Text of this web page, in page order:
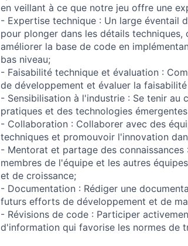
en veillant à ce que notre jeu offre une
- Expertise technique : Un large éventail
pour plonger dans les détails
améliorer la base de code en
bas niveau;
- Faisabilité technique et évaluation :
de développement et évaluer la
- Sensibilisation à l'industrie : Se tenir au
pratiques et des technologies
- Collaboration : Collaborer avec des
techniques et promouvoir l'innovation
- Mentorat et partage des
membres de l'équipe et les autres
et de croissance;
- Documentation : Rédiger une
futurs efforts de développement et de
- Révisions de code : Participer
d'information qui favorise les normes de